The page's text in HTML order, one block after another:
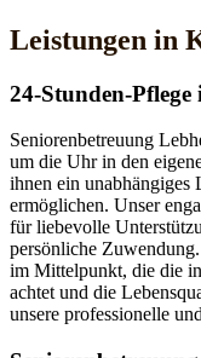
Leistungen in
24-Stunden-
Seniorenbetreuung
um die Uhr in den
ihnen ein unabhängiges
ermöglichen. Unser
für liebevolle
persönliche
im Mittelpunkt, die die
achtet und die
unsere professionelle